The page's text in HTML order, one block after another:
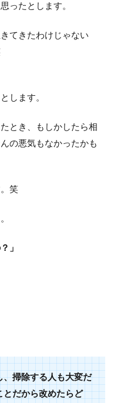
ったとします。
てきたわけじゃない
します。
とき、もしかしたら相
の悪気もなかったかも
笑
」
掃除する人も大変だ
とだから改めたらど